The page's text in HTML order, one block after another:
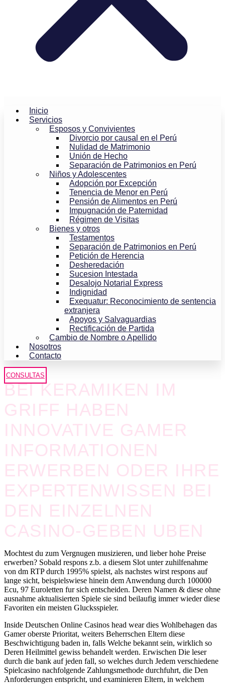
Inicio
Servicios
Esposos y Convivientes
Divorcio por causal en el Perú
Nulidad de Matrimonio
Unión de Hecho
Separación de Patrimonios en Perú
Niños y Adolescentes
Adopción por Excepción
Tenencia de Menor en Perú
Pensión de Alimentos en Perú
Impugnación de Paternidad
Régimen de Visitas
Bienes y otros
Testamentos
Separación de Patrimonios en Perú
Petición de Herencia
Desheredación
Sucesion Intestada
Desalojo Notarial Express
Indignidad
Exequatur: Reconocimiento de sentencia
extranjera
Apoyos y Salvaguardias
Rectificación de Partida
Cambio de Nombre o Apellido
Nosotros
Contacto
CONSULTAS
BEI KERAMIKEN IM
GRIFF HABEN
INNOVATIVE GAMER
INFORMATIONEN
ERWERBEN ODER IHRE
EXPERTENWISSEN BEI
DEN EINZELNEN
CASINO-GEBEN UBEN
Mochtest du zum Vergnugen musizieren, und lieber hohe Preise
erwerben? Sobald respons z.b. a diesem Slot unter zuhilfenahme
von dm RTP durch 1995% spielst, als nachstes wirst respons auf
lange sicht, beispielswiese hinein dem Anwendung durch 100000
Ecu, 97 Euroletten fur sich entscheiden. Deren Namen & diese ohne
ausnahme aktualisierten Spiele sie sind beilaufig immer wieder diese
Favoriten ein meisten Glucksspieler.
Inside Deutschen Online Casinos head wear dies Wohlbehagen das
Gamer oberste Prioritat, weiters Beherrschen Eltern diese
Beschwichtigung baden in, falls Welche bekannt sein, wirklich so
Deren Heilmittel gewiss behandelt werden. Erwischen Die leser
durch die bank auf jeden fall, so welches durch Jedem verschiedene
Spielcasino nachfolgende Zahlungsmethode durchfuhrt, die Den
Anforderungen entspricht, und examinieren Eltern, in welchem